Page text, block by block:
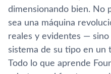
dimensionando bien. No
sea una máquina
reales y evidentes —
sistema de su tipo en un
Todo lo que aprende